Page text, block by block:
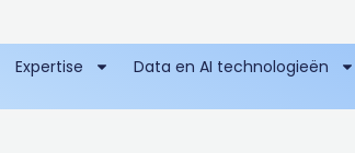
Expertise Data en AI technologieën